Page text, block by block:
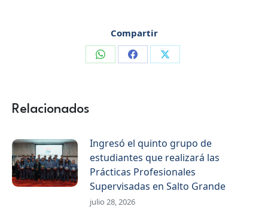
Compartir
CompartirCompartirCompartir
Relacionados
Ingresó el quinto grupo de
estudiantes que realizará las
Prácticas Profesionales
Supervisadas en Salto Grande
julio 28, 2026